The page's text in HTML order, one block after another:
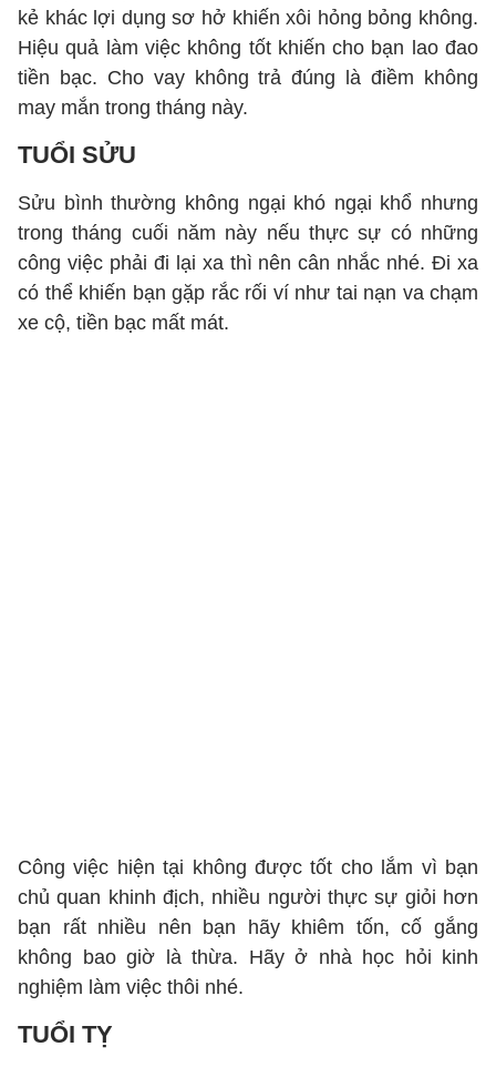
kẻ khác lợi dụng sơ hở khiến xôi hỏng bỏng không.
Hiệu quả làm việc không tốt khiến cho bạn lao đao
tiền bạc. Cho vay không trả đúng là điềm không
may mắn trong tháng này.
TUỔI SỬU
Sửu bình thường không ngại khó ngại khổ nhưng
trong tháng cuối năm này nếu thực sự có những
công việc phải đi lại xa thì nên cân nhắc nhé. Đi xa
có thể khiến bạn gặp rắc rối ví như tai nạn va chạm
xe cộ, tiền bạc mất mát.
Công việc hiện tại không được tốt cho lắm vì bạn
chủ quan khinh địch, nhiều người thực sự giỏi hơn
bạn rất nhiều nên bạn hãy khiêm tốn, cố gắng
không bao giờ là thừa. Hãy ở nhà học hỏi kinh
nghiệm làm việc thôi nhé.
TUỔI TỴ